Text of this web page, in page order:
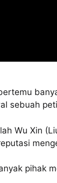
sebuah
Wu Xin
pihak